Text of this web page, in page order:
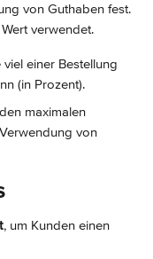
von Guthaben fest.
verwendet.
einer Bestellung
(in Prozent).
maximalen
von
, um Kunden einen